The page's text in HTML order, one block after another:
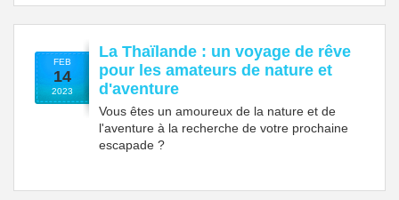
FEB
14
2023
La Thaïlande : un voyage de rêve
pour les amateurs de nature et
d'aventure
Vous êtes un amoureux de la nature et de
l'aventure à la recherche de votre prochaine
escapade ?